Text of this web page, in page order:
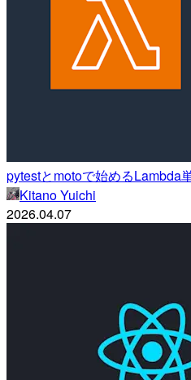
pytestとmotoで始めるLambda
Kitano Yuichi
2026.04.07